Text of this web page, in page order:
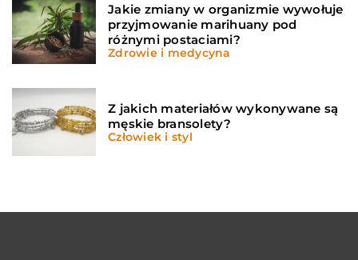
Jakie zmiany w organizmie wywołuje
przyjmowanie marihuany pod
różnymi postaciami?
Zdrowie i medycyna
Z jakich materiałów wykonywane są
męskie bransolety?
Człowiek i styl